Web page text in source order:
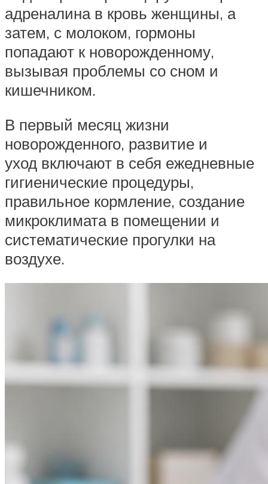
адреналина в кровь женщины, а
затем, с молоком, гормоны
попадают к новорожденному,
вызывая проблемы со сном и
кишечником.
В первый месяц жизни
новорожденного, развитие и
уход включают в себя ежедневные
гигиенические процедуры,
правильное кормление, создание
микроклимата в помещении и
систематические прогулки на
воздухе.